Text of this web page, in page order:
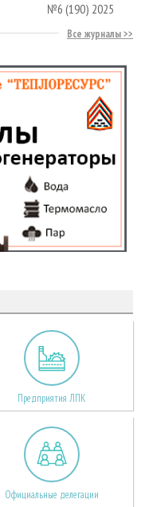
№6 (190) 2025
Все журналы
Предприятия ЛПК
Официальные делегации